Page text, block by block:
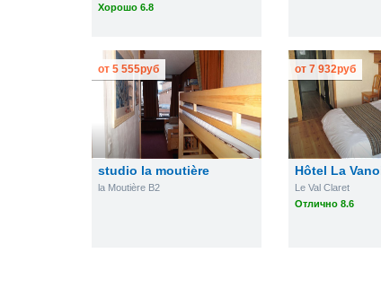
Хорошо 6.8
studio la moutière
la Moutière B2
от 5 555руб
Hôtel La
Le Val Claret
Отлично 8.6
от7 932руб